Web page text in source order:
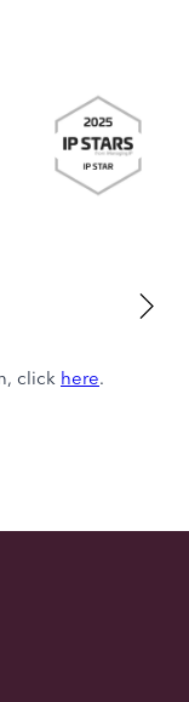
click here.